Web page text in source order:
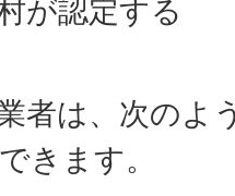
が認定する
者は、次のよ
きます。